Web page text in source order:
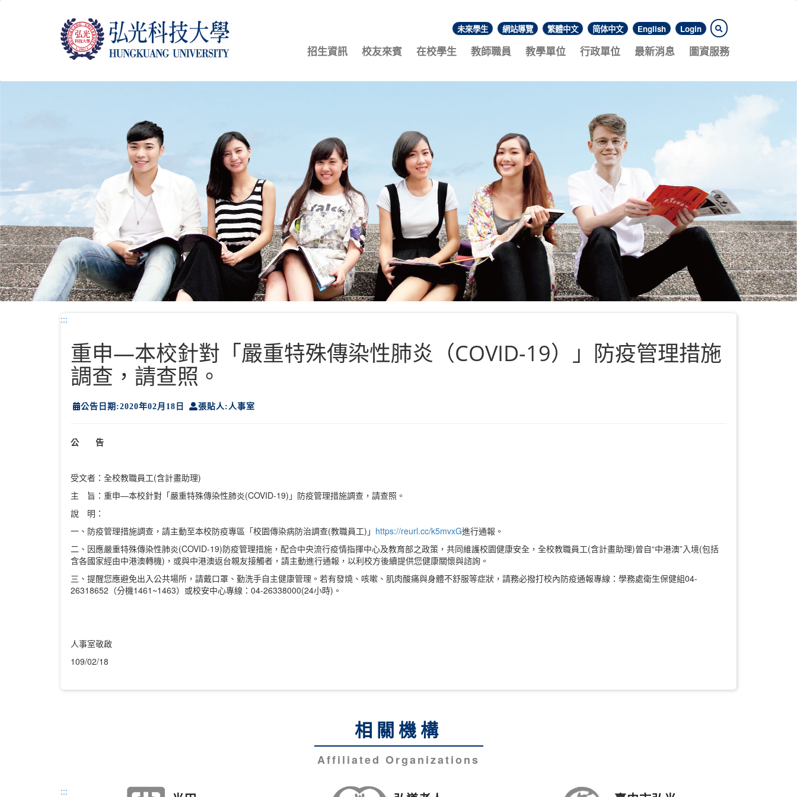
內
:::
未來學生 網站導覽 繁體中文 简体中文 English Login
招生資訊 校友來賓 在校學生 教師職員 教學單位 行政單位 最新消息 圖資服務
:::
重申—本校針對「嚴重特殊傳染性肺炎（COVID-19）」防疫管理措施
調查，請查照。
公告日期:2020年02月18日 張貼人:人事室
公 告
受文者：全校教職員工(含計畫助理)
主 旨：重申—本校針對「嚴重特殊傳染性肺炎(COVID-19)」防疫管理措施調查，請查照。
說 明：
一、防疫管理措施調查，請主動至本校防疫專區「校園傳染病防治調查(教職員工)」 https://reurl.cc/k5mvxG進行通報。
二、因應嚴重特殊傳染性肺炎(COVID-19)防疫管理措施，配合中央流行疫情指揮中心及教育部之政策，共同維護校園健康安全，全校教職員工(含計畫助理)曾自“中港澳”入境(包括
含各國家經由中港澳轉機)，或與中港澳返台親友接觸者，請主動進行通報，以利校方後續提供您健康關懷與諮詢。
三、提醒您應避免出入公共場所，請戴口罩、勤洗手自主健康管理。若有發燒、咳嗽、肌肉酸痛與身體不舒服等症狀，請務必撥打校內防疫通報專線：學務處衛生保健組04-
26318652（分機1461~1463）或校安中心專線：04-26338000(24小時)。
人事室敬啟
109/02/18
相關機構
Affiliated Organizations
:::